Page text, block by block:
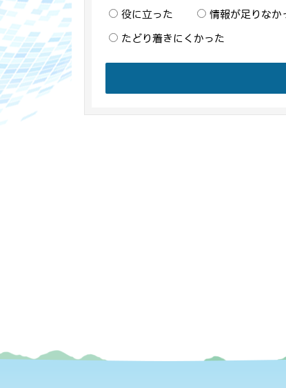
役に立った 情報が足りなか
たどり着きにくかった